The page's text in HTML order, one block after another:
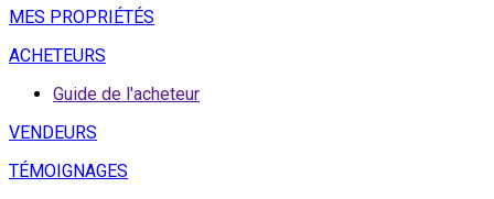
MES PROPRIÉTÉS
ACHETEURS
Guide de l'acheteur
VENDEURS
TÉMOIGNAGES